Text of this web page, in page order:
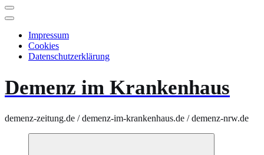
Impressum
Cookies
Datenschutzerklärung
Demenz im Krankenhaus
demenz-zeitung.de / demenz-im-krankenhaus.de / demenz-nrw.de